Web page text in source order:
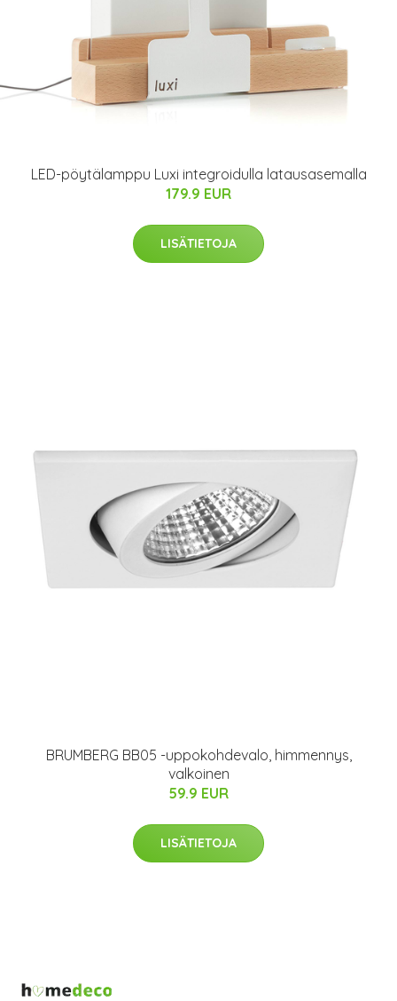
LED-pöytälamppu Luxi integroidulla latausasemalla
179.9 EUR
LISÄTIETOJA
BRUMBERG BB05 -uppokohdevalo, himmennys,
valkoinen
59.9 EUR
LISÄTIETOJA